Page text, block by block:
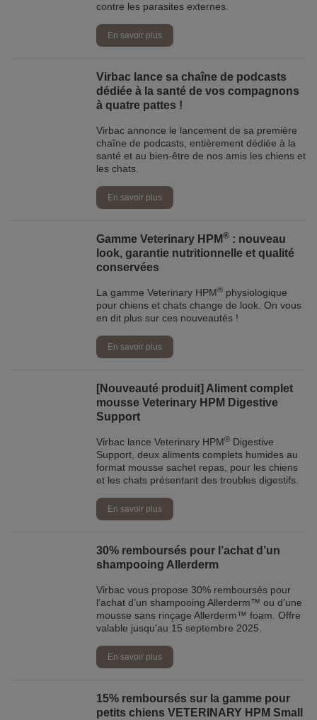
contre les parasites externes.
En savoir plus
Virbac lance sa chaîne de podcasts
dédiée à la santé de vos compagnons
à quatre pattes !
Virbac annonce le lancement de sa première
chaîne de podcasts, entièrement dédiée à la
santé et au bien-être de nos amis les chiens et
les chats.
En savoir plus
Gamme Veterinary HPM ® : nouveau
look, garantie nutritionnelle et qualité
conservées
La gamme Veterinary HPM® physiologique
pour chiens et chats change de look. On vous
en dit plus sur ces nouveautés !
En savoir plus
[Nouveauté produit] Aliment complet
mousse Veterinary HPM Digestive
Support
Virbac lance Veterinary HPM® Digestive
Support, deux aliments complets humides au
format mousse sachet repas, pour les chiens
et les chats présentant des troubles digestifs.
En savoir plus
30% remboursés pour l’achat d’un
shampooing Allerderm
Virbac vous propose 30% remboursés pour
l’achat d’un shampooing Allerderm™ ou d’une
mousse sans rinçage Allerderm™ foam. Offre
valable jusqu'au 15 septembre 2025.
En savoir plus
15% remboursés sur la gamme pour
petits chiens VETERINARY HPM Small